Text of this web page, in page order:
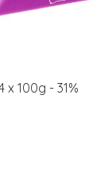
100g - 31%